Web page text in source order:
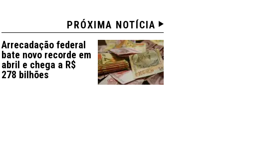
PRÓXIMA NOTÍCIA
Arrecadação federal
bate novo recorde em
abril e chega a R$
278 bilhões